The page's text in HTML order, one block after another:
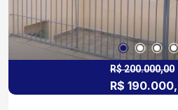
R$ 200.000,00
R$